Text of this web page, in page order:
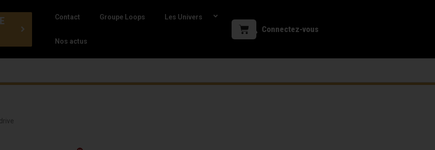
Contact Groupe Loops Les Univers
Nos actus
Connectez-vous